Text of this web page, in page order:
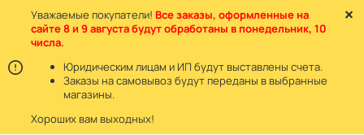
Уважаемые покупатели! Все заказы, оформленные на
сайте 8 и 9 августа будут обработаны в понедельник, 10
числа.
Юридическим лицам и ИП будут выставлены счета.
Заказы на самовывоз будут переданы в выбранные
магазины.
Хороших вам выходных!